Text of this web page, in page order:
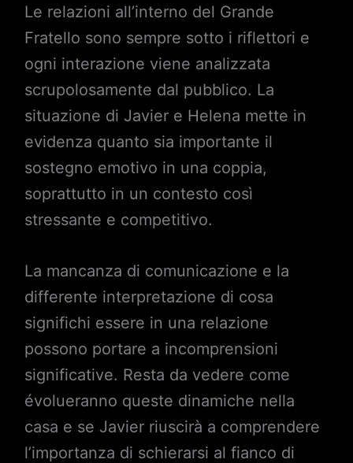
Le relazioni all’interno del Grande
Fratello sono sempre sotto i riflettori e
ogni interazione viene analizzata
scrupolosamente dal pubblico. La
situazione di Javier e Helena mette in
evidenza quanto sia importante il
sostegno emotivo in una coppia,
soprattutto in un contesto così
stressante e competitivo.
La mancanza di comunicazione e la
differente interpretazione di cosa
significhi essere in una relazione
possono portare a incomprensioni
significative. Resta da vedere come
évolueranno queste dinamiche nella
casa e se Javier riuscirà a comprendere
l’importanza di schierarsi al fianco di